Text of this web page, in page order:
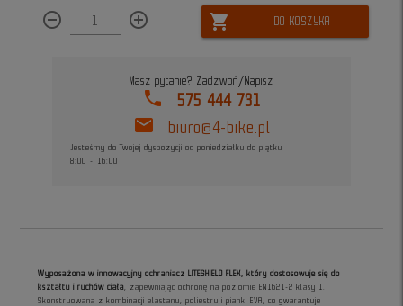
remove_circle_outline add_circle_outline shopping_cart DO KOSZYKA
Masz pytanie? Zadzwoń/Napisz
phone 575 444 731
mail biuro@4-bike.pl
Jesteśmy do Twojej dyspozycji od poniedziałku do piątku
8:00 - 16:00
Wyposażona w innowacyjny ochraniacz LITESHIELD FLEX, który dostosowuje się do
kształtu i ruchów ciała
, zapewniając ochronę na poziomie EN1621-2 klasy 1.
Skonstruowana z kombinacji elastanu, poliestru i pianki EVA, co gwarantuje